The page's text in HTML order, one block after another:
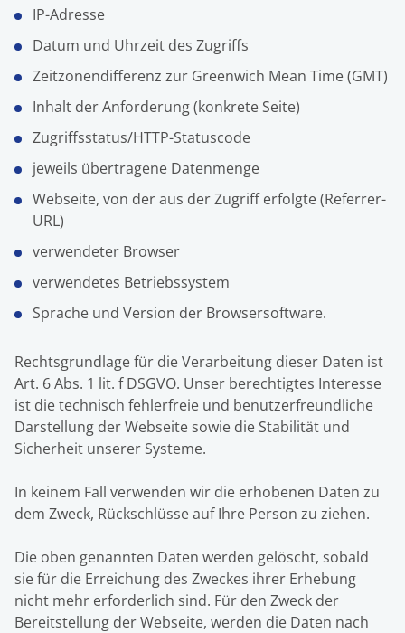
IP-Adresse
Datum und Uhrzeit des Zugriffs
Zeitzonendifferenz zur Greenwich Mean Time (GMT)
Inhalt der Anforderung (konkrete Seite)
Zugriffsstatus/HTTP-Statuscode
jeweils übertragene Datenmenge
Webseite, von der aus der Zugriff erfolgte (Referrer-
URL)
verwendeter Browser
verwendetes Betriebssystem
Sprache und Version der Browsersoftware.
Rechtsgrundlage für die Verarbeitung dieser Daten ist
Art. 6 Abs. 1 lit. f DSGVO. Unser berechtigtes Interesse
ist die technisch fehlerfreie und benutzerfreundliche
Darstellung der Webseite sowie die Stabilität und
Sicherheit unserer Systeme.
In keinem Fall verwenden wir die erhobenen Daten zu
dem Zweck, Rückschlüsse auf Ihre Person zu ziehen.
Die oben genannten Daten werden gelöscht, sobald
sie für die Erreichung des Zweckes ihrer Erhebung
nicht mehr erforderlich sind. Für den Zweck der
Bereitstellung der Webseite, werden die Daten nach